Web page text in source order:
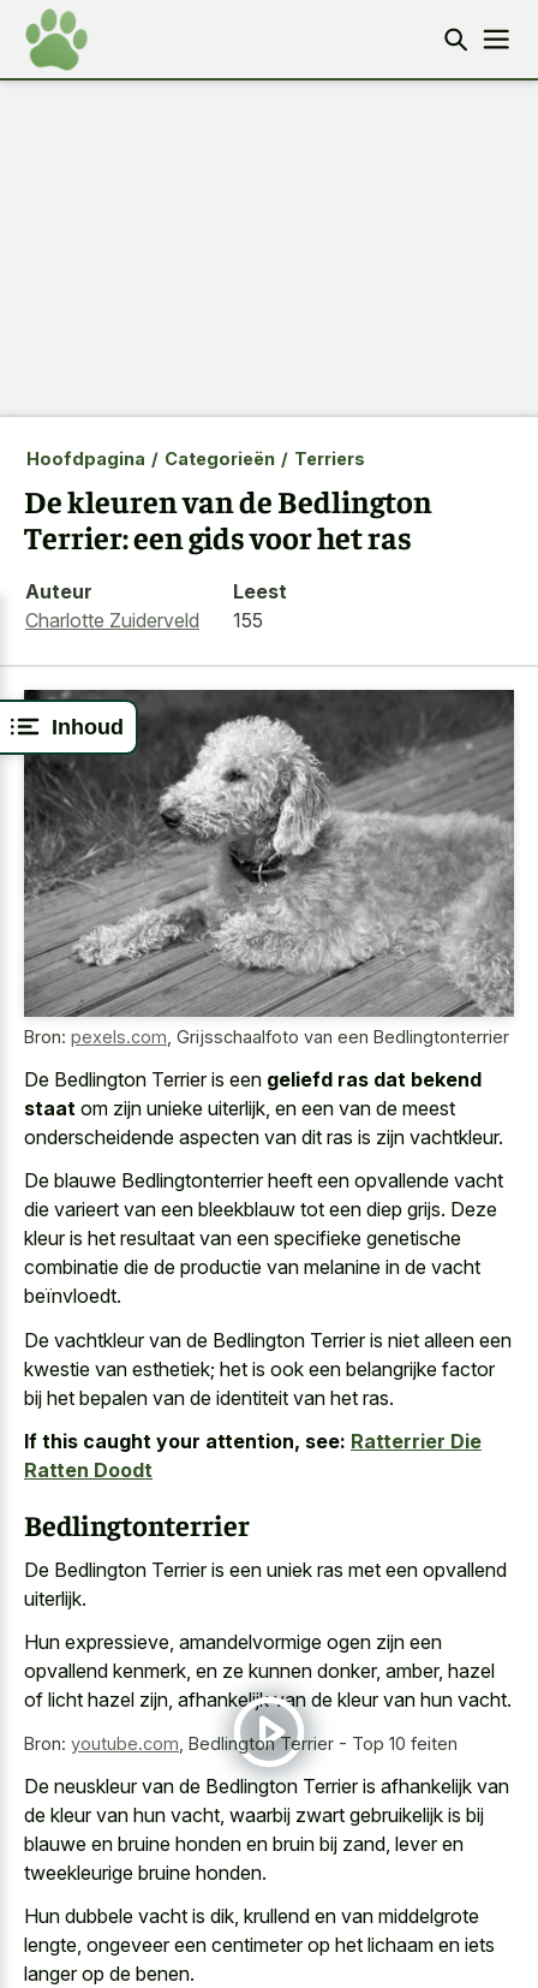
Inhoud
Hoofdpagina / Categorieën / Terriers
De kleuren van de Bedlington
Terrier: een gids voor het ras
Auteur
Charlotte Zuiderveld
Leest
155
Bron: pexels.com Grijsschaalfoto van een Bedlingtonterrier
De Bedlington Terrier is een geliefd ras dat bekend
staat om zijn unieke uiterlijk, en een van de meest
onderscheidende aspecten van dit ras is zijn vachtkleur.
De blauwe Bedlingtonterrier heeft een opvallende vacht
die varieert van een bleekblauw tot een diep grijs. Deze
kleur is het resultaat van een specifieke genetische
combinatie die de productie van melanine in de vacht
beïnvloedt.
De vachtkleur van de Bedlington Terrier is niet alleen een
kwestie van esthetiek; het is ook een belangrijke factor
bij het bepalen van de identiteit van het ras.
If this caught your attention, see: Ratterrier Die
Ratten Doodt
Bedlingtonterrier
De Bedlington Terrier is een uniek ras met een opvallend
uiterlijk.
Hun expressieve, amandelvormige ogen zijn een
opvallend kenmerk, en ze kunnen donker, amber, hazel
of licht hazel zijn, afhankelijk van de kleur van hun vacht.
Bron: youtube.com Bedlington Terrier - Top 10 feiten
De neuskleur van de Bedlington Terrier is afhankelijk van
de kleur van hun vacht, waarbij zwart gebruikelijk is bij
blauwe en bruine honden en bruin bij zand, lever en
tweekleurige bruine honden.
Hun dubbele vacht is dik, krullend en van middelgrote
lengte, ongeveer een centimeter op het lichaam en iets
langer op de benen.